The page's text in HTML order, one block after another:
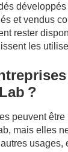
et vendus
rester
les
?
peuvent être
mais elles
usages,